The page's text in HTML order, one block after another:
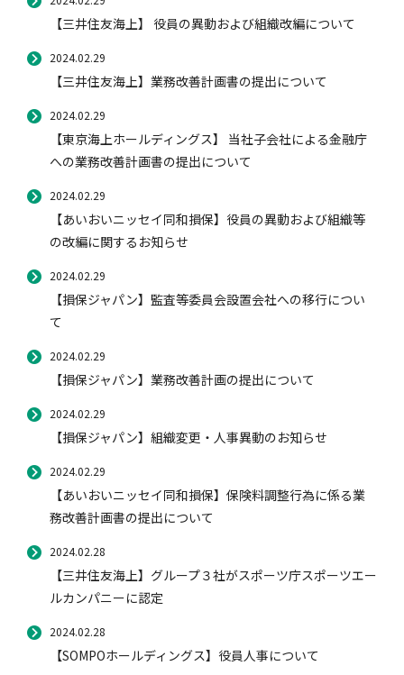
【三井住友海上】 役員の異動および組織改編について
2024.02.29
【三井住友海上】業務改善計画書の提出について
2024.02.29
【東京海上ホールディングス】 当社子会社による金融庁
への業務改善計画書の提出について
2024.02.29
【あいおいニッセイ同和損保】役員の異動および組織等
の改編に関するお知らせ
2024.02.29
【損保ジャパン】監査等委員会設置会社への移行につい
て
2024.02.29
【損保ジャパン】業務改善計画の提出について
2024.02.29
【損保ジャパン】組織変更・人事異動のお知らせ
2024.02.29
【あいおいニッセイ同和損保】保険料調整行為に係る業
務改善計画書の提出について
2024.02.28
【三井住友海上】グループ３社がスポーツ庁スポーツエー
ルカンパニーに認定
2024.02.28
【SOMPOホールディングス】役員人事について